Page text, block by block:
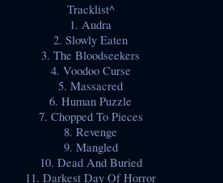
Tracklist^
1. Audra
2. Slowly Eaten
3. The Bloodseekers
4. Voodoo Curse
5. Massacred
6. Human Puzzle
7. Chopped To Pieces
8. Revenge
9. Mangled
10. Dead And Buried
11. Darkest Day Of Horror